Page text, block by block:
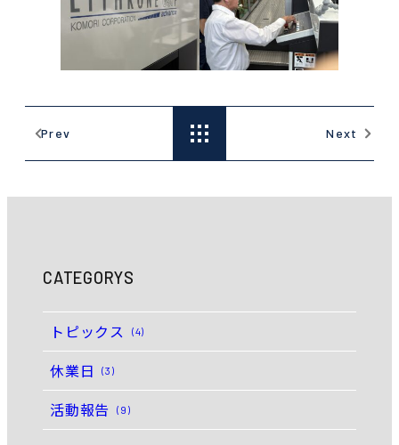
Prev Next
CATEGORYS
トピックス (4)
休業日 (3)
活動報告 (9)